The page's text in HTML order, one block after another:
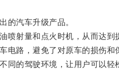
汽车升级产品。
射量和点火时机，从而达到
路，避免了对原车的损伤和
的驾驶环境，让用户可以轻